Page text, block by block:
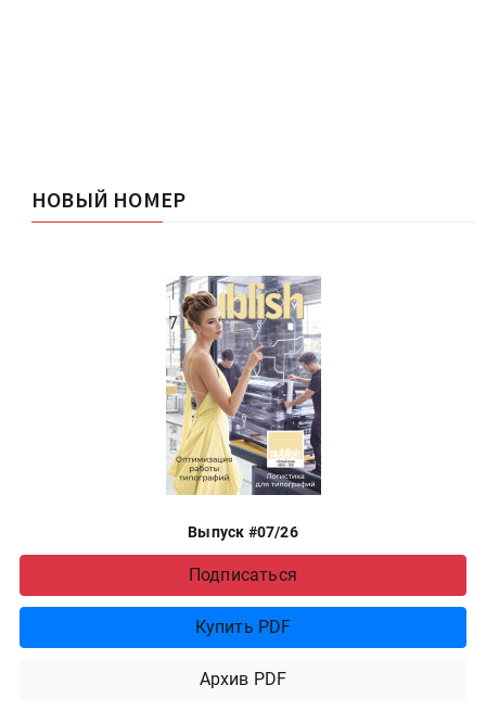
НОВЫЙ НОМЕР
Выпуск #07/26
Подписаться
Купить PDF
Архив PDF